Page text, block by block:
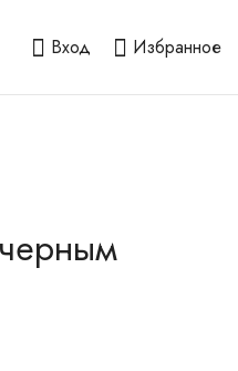
Вход Избранное